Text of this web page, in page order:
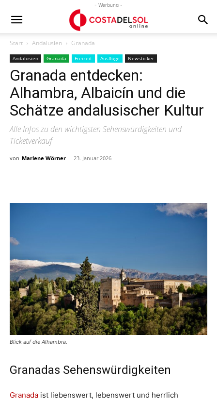
- Werbung -
Start Andalusien Granada
Andalusien Granada Freizeit Ausflüge Newsticker
Granada entdecken:
Alhambra, Albaicín und die
Schätze andalusischer Kultur
Alle Infos zu den wichtigsten Sehenswürdigkeiten und
Ticketverkauf
von Marlene Wörner - 23. Januar 2026
Blick auf die Alhambra.
Granadas Sehenswürdigkeiten
Granada ist liebenswert, lebenswert und herrlich